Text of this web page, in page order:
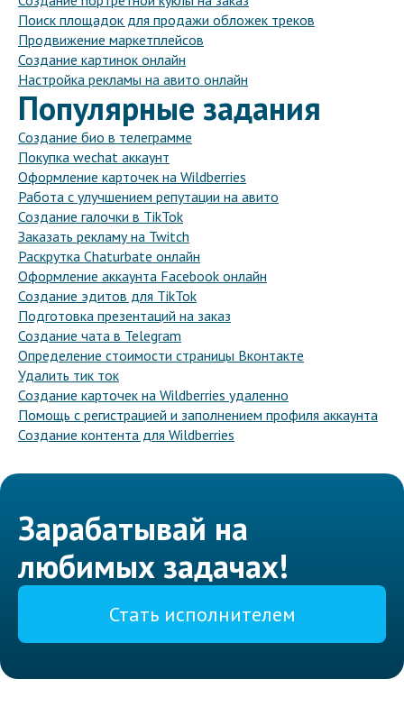
Поиск площадок для продажи обложек треков
Продвижение маркетплейсов
Создание картинок онлайн
Настройка рекламы на авито онлайн
Популярные задания
Создание био в телеграмме
Покупка wechat аккаунт
Оформление карточек на Wildberries
Работа с улучшением репутации на авито
Создание галочки в TikTok
Заказать рекламу на Twitch
Раскрутка Chaturbate онлайн
Оформление аккаунта Facebook онлайн
Создание эдитов для TikTok
Подготовка презентаций на заказ
Создание чата в Telegram
Определение стоимости страницы Вконтакте
Удалить тик ток
Создание карточек на Wildberries удаленно
Помощь с регистрацией и заполнением профиля аккаунта
Создание контента для Wildberries
Зарабатывай на
любимых задачах!
Стать исполнителем